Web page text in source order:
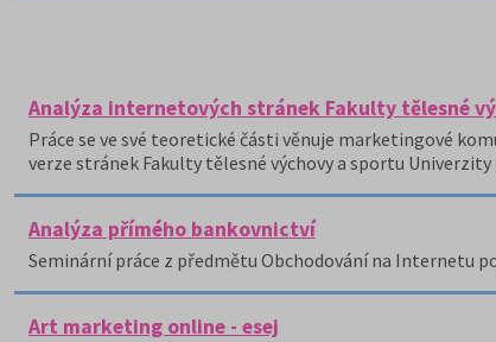
Analýza internetových stránek Fakulty tělesné
Práce se ve své teoretické části věnuje marketingové
verze stránek Fakulty tělesné výchovy a sportu Univerzity
Analýza přímého bankovnictví
Seminární práce z předmětu Obchodování na Internetu
Art marketing online - esej